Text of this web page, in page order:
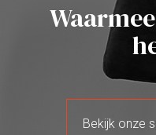
Bekijk onze